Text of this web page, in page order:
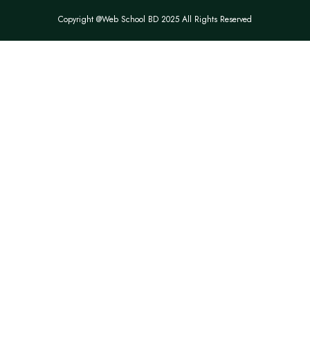
Copyright @Web School BD 2025 All Rights Reserved